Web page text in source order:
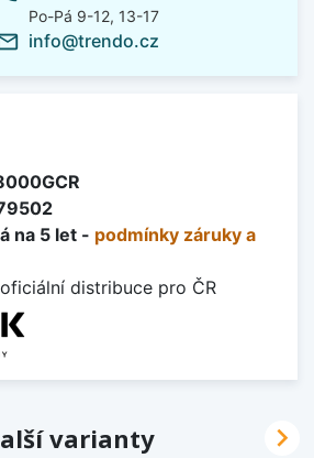
Po-Pá 9-12, 13-17
info@trendo.cz
na 5 let - podmínky záruky a
distribuce pro ČR
varianty 